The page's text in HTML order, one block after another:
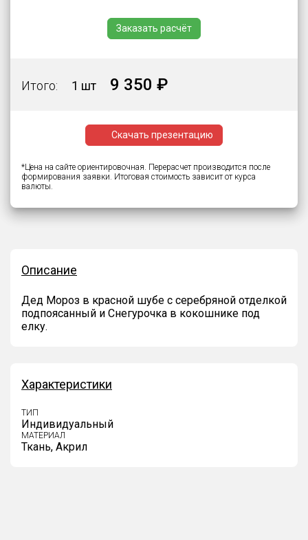
Заказать расчёт
Итого: 1 шт 9 350 ₽
Скачать презентацию
*Цена на сайте ориентировочная. Перерасчет производится после
формирования заявки. Итоговая стоимость зависит от курса
валюты.
Описание
Дед Мороз в красной шубе с серебряной отделкой
подпоясанный и Снегурочка в кокошнике под
елку.
Характеристики
ТИП
Индивидуальный
МАТЕРИАЛ
Ткань, Акрил